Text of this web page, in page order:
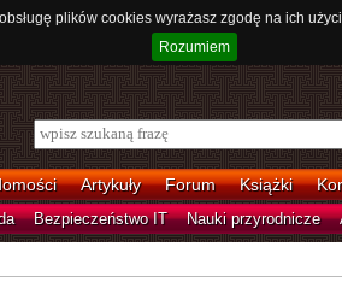
plików cookies wyrażasz zgodę na ich
Rozumiem
Artykuły Forum Książki
Bezpieczeństwo IT Nauki przyrodnicze